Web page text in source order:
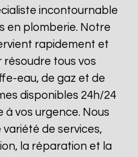
incontournable
en plomberie. Notre
rapidement et
tous vos
eau, de gaz et de
disponibles 24h/24
vos urgence. Nous
de services,
la réparation et la